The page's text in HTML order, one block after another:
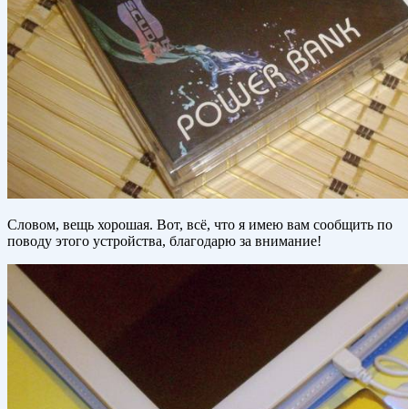
Словом, вещь хорошая. Вот, всё, что я имею вам сообщить по
поводу этого устройства, благодарю за внимание!